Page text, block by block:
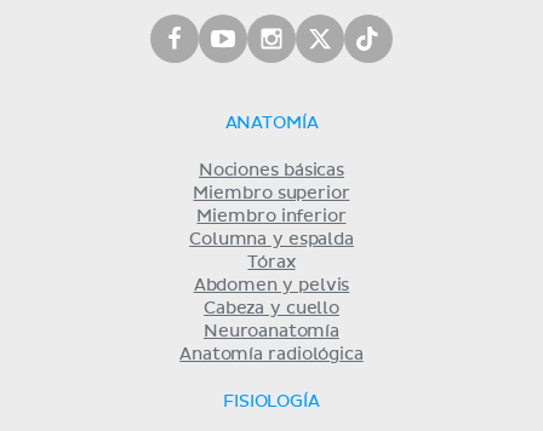
ANATOMÍA
Nociones básicas
Miembro superior
Miembro inferior
Columna y espalda
Tórax
Abdomen y pelvis
Cabeza y cuello
Neuroanatomía
Anatomía radiológica
FISIOLOGÍA